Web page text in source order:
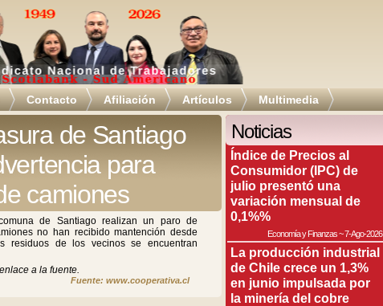
Contacto Afiliación Artículos Multimedia
de Santiago
para
camiones
de Santiago realizan un paro de
no han recibido mantención desde
de los vecinos se encuentran
a la fuente.
Fuente: www.cooperativa.cl
Noticias
Índice de Precios al
Consumidor (IPC) de
julio presentó una
variación mensual de
0,1%%
Economía y Finanzas~7-Ago-2026
La producción industrial
de Chile crece un 1,3%
en junio impulsada por
la minería del cobre